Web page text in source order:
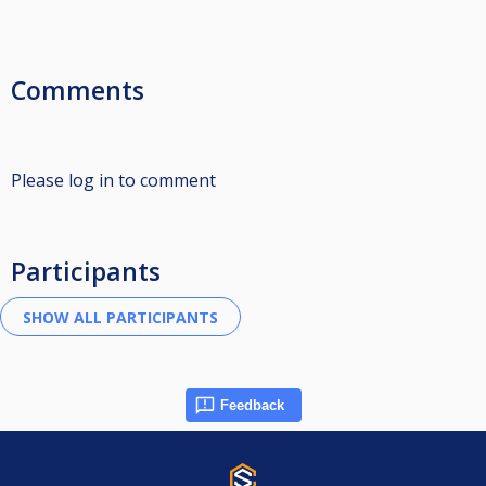
Comments
Please log in to comment
Participants
Feedback